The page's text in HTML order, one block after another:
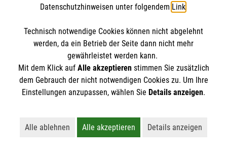
Datenschutzhinweisen unter folgendem Link.
Technisch notwendige Cookies können nicht abgelehnt
werden, da ein Betrieb der Seite dann nicht mehr
gewährleistet werden kann.
Mit dem Klick auf Alle akzeptierenstimmen Sie zusätzlich
dem Gebrauch der nicht notwendigen Cookies zu. Um Ihre
Einstellungen anzupassen, wählen Sie Details anzeigen.
Alle ablehnen
Lehnt alle nicht-essentiellen Cookies ab
Alle akzeptieren
Akzeptiert alle Cookies
Details anzeigen